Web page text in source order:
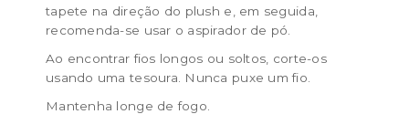
tapete na direção do plush e, em seguida,
recomenda-se usar o aspirador de pó.
Ao encontrar fios longos ou soltos, corte-os
usando uma tesoura. Nunca puxe um fio.
Mantenha longe de fogo.